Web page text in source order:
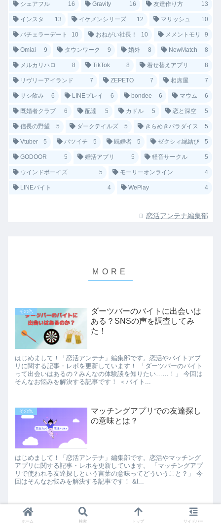
シェアフル 16 Gravity 16 友達作り方 13
インスタ 13 イケメンシリーズ 12 マリッシュ 10
バチェラーデート 10 おねがい社長！ 10 メメントモリ 9
Omiai 9 タウンワーク 9 婚外 8 NewMatch 8
メルカリハロ 8 TikTok 8 着せ替えアプリ 8
リヴリーアイランド 7 ZEPETO 7 相席屋 7
サシ飲み 6 LINEプレイ 6 bondee 6 マウム 6
既婚者クラブ 6 配達 5 カドル 5 恋と深空 5
信長の野望 5 ダークテイルズ 5 きらめきパラダイス 5
Vtuber 5 バツイチ 5 既婚者 5 ゼクシィ縁結び 5
GODOOR 5 婚活アプリ 5 軽音サークル 5
ウインドボーイズ 5 モーリーオンライン 4
LINEバイト 4 WePlay 4
恋活アンテナ編集部
その他
ダーツバーのバイトに出会いは
ある？SNSの声を調査してみ
た！
はじめまして！「恋活アンテナ」編集部です。恋活やバイトアプ
リに関する記事・レポを更新しています！ 「ダーツバーのバイト
って出会いはあるの？みんなの体験談を知りたい……！」 今回は
そんなお悩みを解決する記事です！ ＜バイト...
その他
マッチングアプリでの友達探し
の意味とは？
はじめまして！「恋活アンテナ」編集部です。恋活やマッチング
アプリに関する記事・レポを更新しています。 「マッチングアプ
リで使われる友達探しという言葉の意味ってどういうこと？」 今
回はそんなお悩みを解決する記事です！ &l...
その他
アラクレで課金はいくらから？
初心者向けに解説！
ホーム 検索 トップ サイドバー